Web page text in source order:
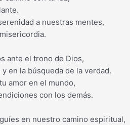
a nuestras mentes,
ante el trono de Dios,
en la búsqueda de la verdad.
amor en el mundo,
con los demás.
en nuestro camino espiritual,